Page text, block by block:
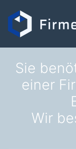
Sie
einer
Wir